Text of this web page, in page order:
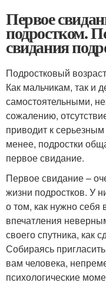
Первое
подростком.
свидания
Подростковый
Как мальчикам, так и
самостоятельными,
сожалению,
приводит к
менее, подростки
первое свидание.
Первое свидание –
жизни подростков. У
о том, как нужно себя
впечатления
своего спутника, как
Собираясь
вам человека,
психологические